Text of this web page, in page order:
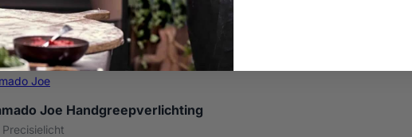
Joe
Joe Handgreepverlichting
Precisielicht